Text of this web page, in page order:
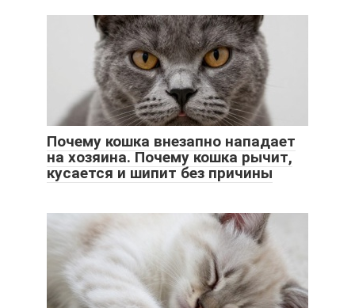
Почему кошка внезапно нападает
на хозяина. Почему кошка рычит,
кусается и шипит без причины